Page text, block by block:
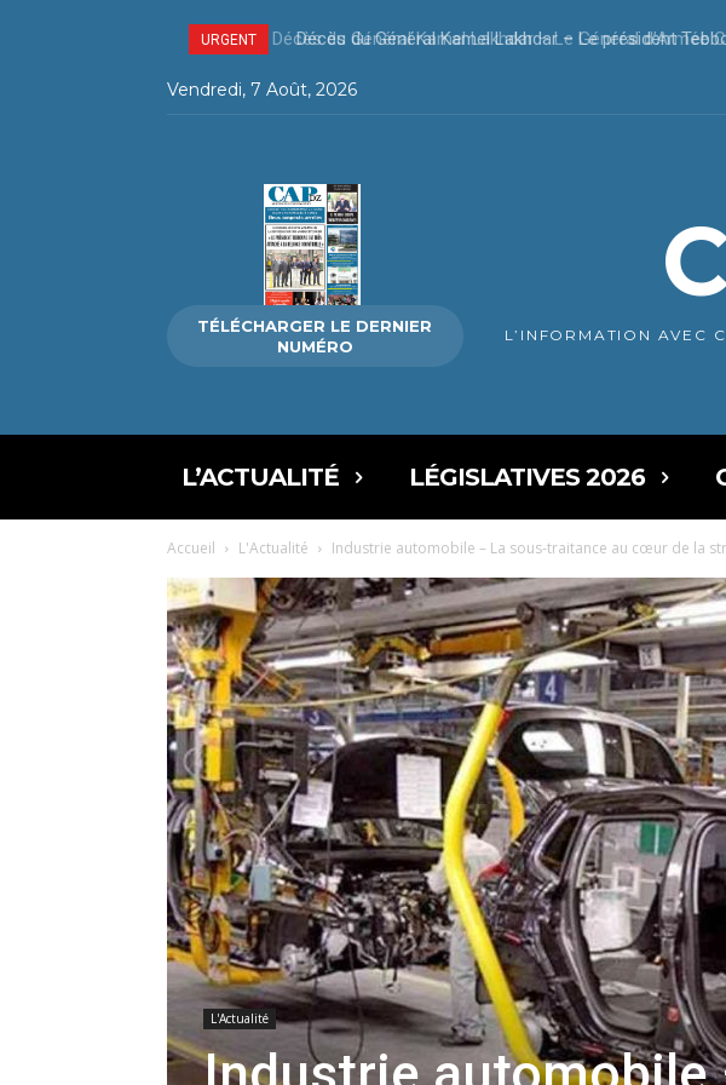
URGENT Décès du Général Kamel Lakhdar – Le président
Vendredi, 7 Août, 2026
TÉLÉCHARGER LE DERNIER
NUMÉRO
L’INFORMATION AVEC
L’ACTUALITÉ LÉGISLATIVES 2026
Accueil L'Actualité Industrie automobile – La sous-traitance au cœur de la
L'Actualité